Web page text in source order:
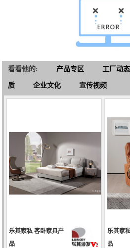
看看他的: 产品专区 工厂动态
质 企业文化 宣传视频
乐其家私 客卧家具产
品
乐其家
品